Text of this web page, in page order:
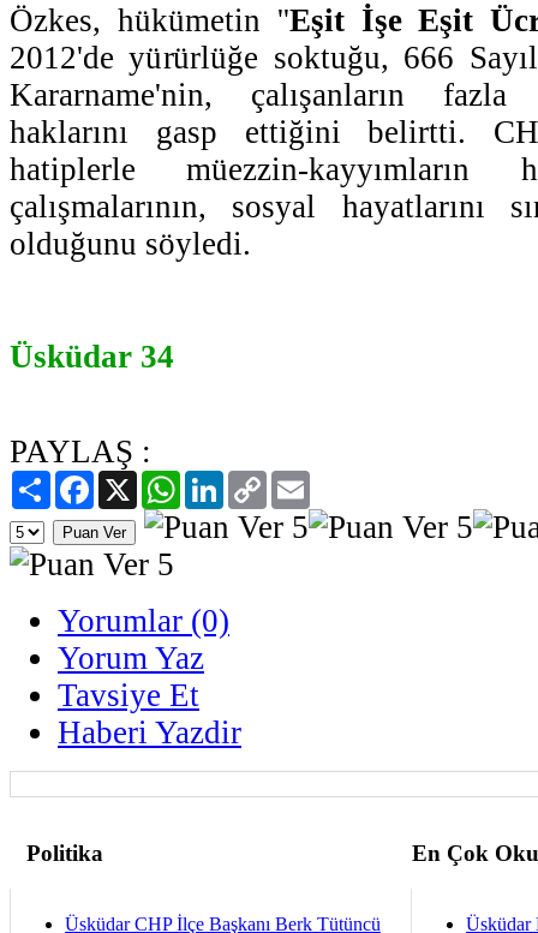
Özkes, hükümetin ''Eşit İşe Eşit
2012'de yürürlüğe soktuğu, 666
Kararname'nin, çalışanların fazla
haklarını gasp ettiğini belirtti.
hatiplerle müezzin-
çalışmalarının, sosyal hayatlarını
olduğunu söyledi.
Üsküdar 34
PAYLAŞ :
PaylaşFacebook
X WhatsAppLinkedIn
Copy
Link
Yorumlar (0)
Yorum Yaz
Tavsiye Et
Haberi Yazdir
Politika En Çok
Üsküdar CHP İlçe Başkanı Berk Tütüncü Üsküdar